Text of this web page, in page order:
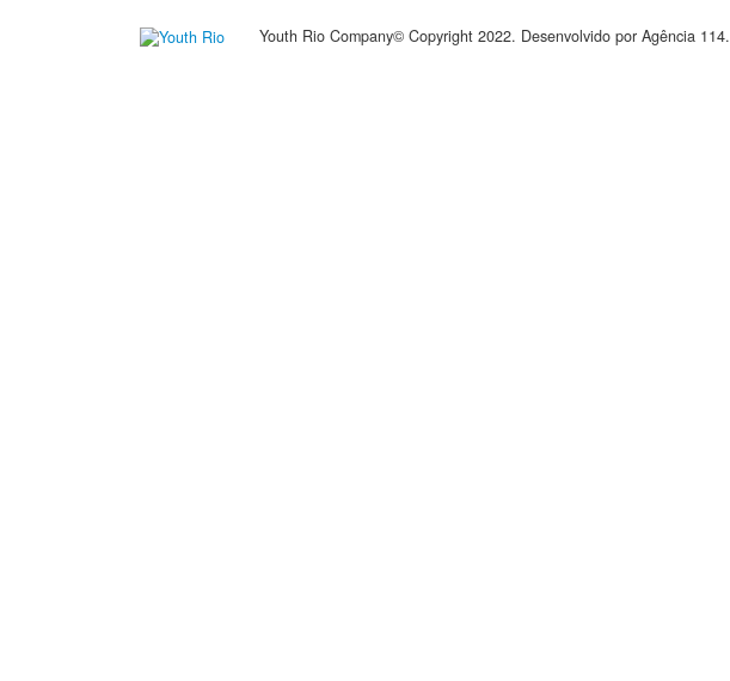
Youth Rio Company© Copyright 2022. Desenvolvido por Agência 114.